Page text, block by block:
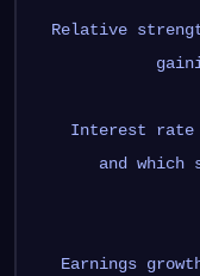
Relative
Interest rate
and
Earnings